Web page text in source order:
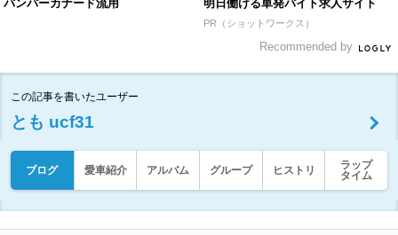
バンパーカナード流用 明日働ける単発バイト求人サイト
PR（ショットワークス）
Recommended by
この記事を書いたユーザー
とも ucf31
ブログ 愛車紹介 アルバム グループ ヒストリ
ラップ
タイム